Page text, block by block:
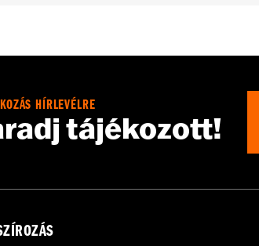
for full details
HÍRLEVÉLRE
tájékozott!